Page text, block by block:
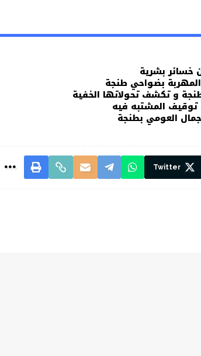
بشرية
بضواحي طنجة
و تكشف تحولاتها الخفية
توقيف المشتبه فيه
العومي بطنجة
Twitter